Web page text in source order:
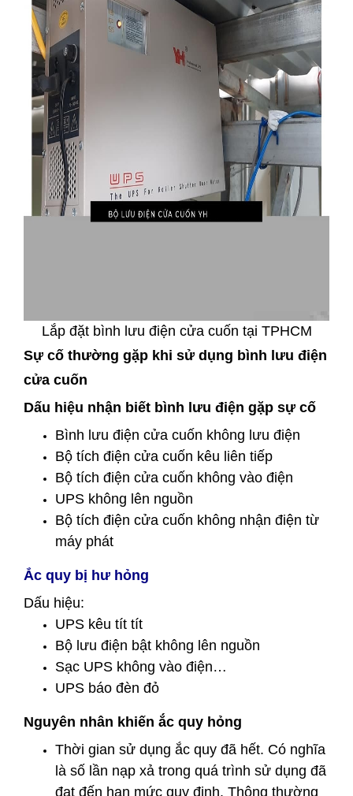
Lắp đặt bình lưu điện cửa cuốn tại TPHCM
Sự cố thường gặp khi sử dụng bình lưu điện
cửa cuốn
Dấu hiệu nhận biết bình lưu điện gặp sự cố
Bình lưu điện cửa cuốn không lưu điện
Bộ tích điện cửa cuốn kêu liên tiếp
Bộ tích điện cửa cuốn không vào điện
UPS không lên nguồn
Bộ tích điện cửa cuốn không nhận điện từ
máy phát
Ắc quy bị hư hỏng
Dấu hiệu:
UPS kêu tít tít
Bộ lưu điện bật không lên nguồn
Sạc UPS không vào điện…
UPS báo đèn đỏ
Nguyên nhân khiến ắc quy hỏng
Thời gian sử dụng ắc quy đã hết. Có nghĩa
là số lần nạp xả trong quá trình sử dụng đã
đạt đến hạn mức quy định. Thông thường